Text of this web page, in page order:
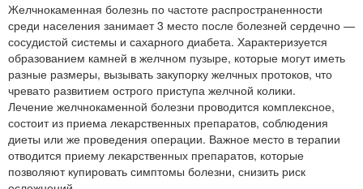
Желчнокаменная болезнь по частоте распространенности
среди населения занимает 3 место после болезней сердечно —
сосудистой системы и сахарного диабета. Характеризуется
образованием камней в желчном пузыре, которые могут иметь
разные размеры, вызывать закупорку желчных протоков, что
чревато развитием острого приступа желчной колики.
Лечение желчнокаменной болезни проводится комплексное,
состоит из приема лекарственных препаратов, соблюдения
диеты или же проведения операции. Важное место в терапии
отводится приему лекарственных препаратов, которые
позволяют купировать симптомы болезни, снизить риск